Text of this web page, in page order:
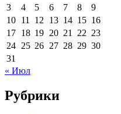
3
4 5 6 7 8
9
10 11 12 13 14 15 16
17 18 19 20 21 22 23
24 25 26 27 28 29 30
31
« Июл
Рубрики